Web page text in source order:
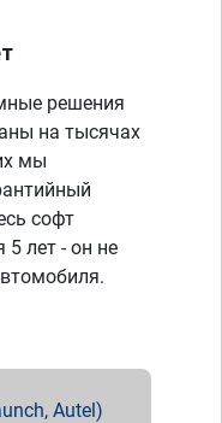
решения
на тысячах
мы
софт
5 лет - он не
Autel)